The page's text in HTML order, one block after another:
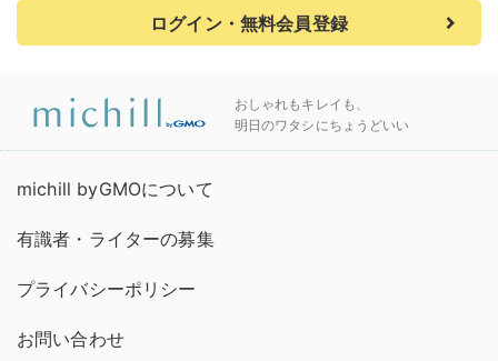
ログイン・無料会員登録
おしゃれもキレイも、
明日のワタシにちょうどいい
michill byGMOについて
有識者・ライターの募集
プライバシーポリシー
お問い合わせ